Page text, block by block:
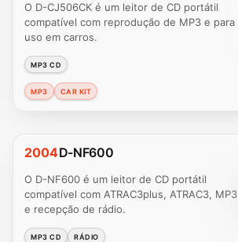
O D-CJ506CK é um leitor de CD portátil
compatível com reprodução de MP3 e para
uso em carros.
MP3 CD
MP3 CAR KIT
2004D-NF600
O D-NF600 é um leitor de CD portátil
compatível com ATRAC3plus, ATRAC3, MP3
e recepção de rádio.
MP3 CD RÁDIO